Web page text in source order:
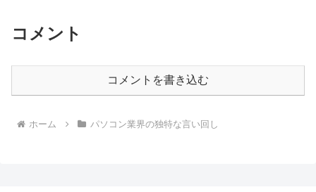
コメント
コメントを書き込む
ホーム パソコン業界の独特な言い回し